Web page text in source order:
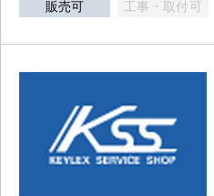
販売可 工事・取付可